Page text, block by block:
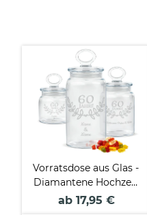
Vorratsdose aus Glas -
Diamantene Hochzeit
- 60 Jahre - mit Text
ab 17,95 €